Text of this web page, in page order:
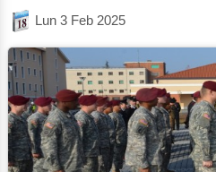
Lun 3 Feb 2025